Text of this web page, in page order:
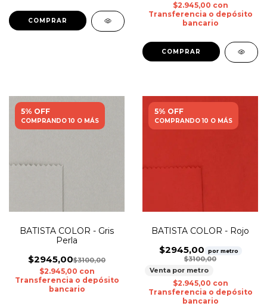
$2.945,00 con
Transferencia o depósito
bancario
5% OFF
COMPRANDO 10 O MÁS
BATISTA COLOR - Gris
Perla
$2945,00$3100,00
$2.945,00 con
Transferencia o depósito
bancario
5% OFF
COMPRANDO 10 O MÁS
BATISTA COLOR - Rojo
$2945,00 por metro
$3100,00
Venta por metro
$2.945,00 con
Transferencia o depósito
bancario